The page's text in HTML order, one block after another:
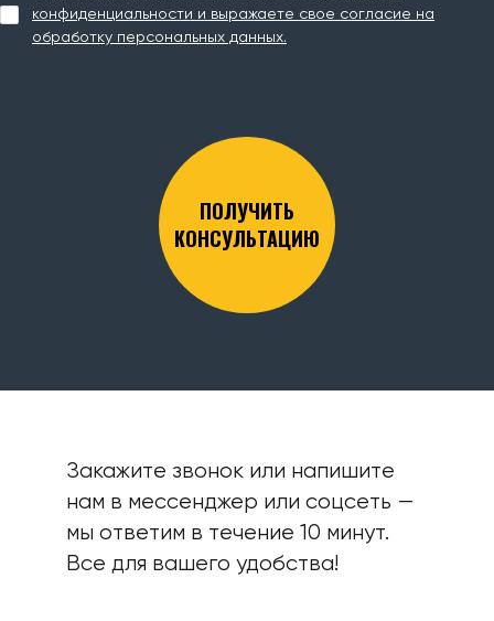
конфиденциальности и выражаете свое согласие на
обработку персональных данных.
ПОЛУЧИТЬ
КОНСУЛЬТАЦИЮ
Закажите звонок или напишите
нам в мессенджер или соцсеть —
мы ответим в течение 10 минут.
Все для вашего удобства!